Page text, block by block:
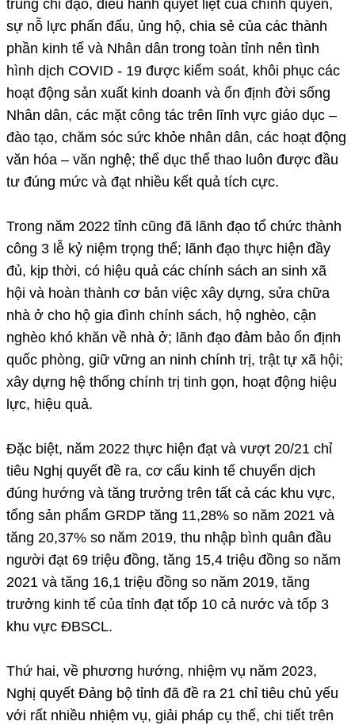
trung chỉ đạo, điều hành quyết liệt của chính quyền,
sự nỗ lực phấn đấu, ủng hộ, chia sẻ của các thành
phần kinh tế và Nhân dân trong toàn tỉnh nên tình
hình dịch COVID - 19 được kiểm soát, khôi phục các
hoạt động sản xuất kinh doanh và ổn định đời sống
Nhân dân, các mặt công tác trên lĩnh vực giáo dục –
đào tạo, chăm sóc sức khỏe nhân dân, các hoạt động
văn hóa – văn nghệ; thể dục thể thao luôn được đầu
tư đúng mức và đạt nhiều kết quả tích cực.
Trong năm 2022 tỉnh cũng đã lãnh đạo tổ chức thành
công 3 lễ kỷ niệm trọng thể; lãnh đạo thực hiện đầy
đủ, kịp thời, có hiệu quả các chính sách an sinh xã
hội và hoàn thành cơ bản việc xây dựng, sửa chữa
nhà ở cho hộ gia đình chính sách, hộ nghèo, cận
nghèo khó khăn về nhà ở; lãnh đạo đảm bảo ổn định
quốc phòng, giữ vững an ninh chính trị, trật tự xã hội;
xây dựng hệ thống chính trị tinh gọn, hoạt động hiệu
lực, hiệu quả.
Đặc biệt, năm 2022 thực hiện đạt và vượt 20/21 chỉ
tiêu Nghị quyết đề ra, cơ cấu kinh tế chuyển dịch
đúng hướng và tăng trưởng trên tất cả các khu vực,
tổng sản phẩm GRDP tăng 11,28% so năm 2021 và
tăng 20,37% so năm 2019, thu nhập bình quân đầu
người đạt 69 triệu đồng, tăng 15,4 triệu đồng so năm
2021 và tăng 16,1 triệu đồng so năm 2019, tăng
trưởng kinh tế của tỉnh đạt tốp 10 cả nước và tốp 3
khu vực ĐBSCL.
Thứ hai, về phương hướng, nhiệm vụ năm 2023,
Nghị quyết Đảng bộ tỉnh đã đề ra 21 chỉ tiêu chủ yếu
với rất nhiều nhiệm vụ, giải pháp cụ thể, chi tiết trên